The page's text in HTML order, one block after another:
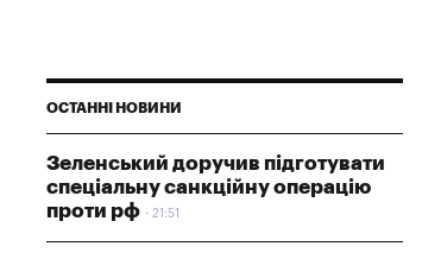
ОСТАННІ НОВИНИ
Зеленський доручив підготувати
спеціальну санкційну операцію
проти рф
21:51